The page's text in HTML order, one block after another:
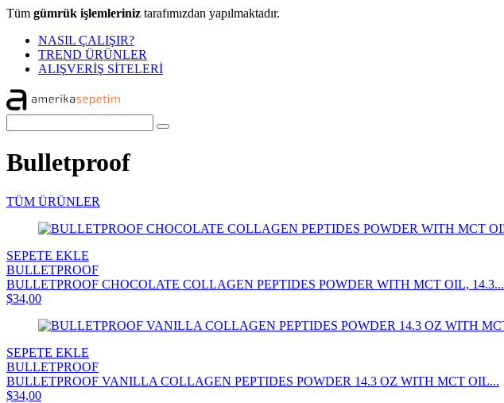
Tüm gümrük işlemleriniz tarafımızdan yapılmaktadır.
NASIL ÇALIŞIR?
TREND ÜRÜNLER
ALIŞVERİŞ SİTELERİ
Bulletproof
TÜM ÜRÜNLER
SEPETE EKLE
BULLETPROOF
BULLETPROOF CHOCOLATE COLLAGEN PEPTIDES POWDER WITH MCT OIL, 14.3...
$34,00
SEPETE EKLE
BULLETPROOF
BULLETPROOF VANILLA COLLAGEN PEPTIDES POWDER 14.3 OZ WITH MCT OIL...
$34,00